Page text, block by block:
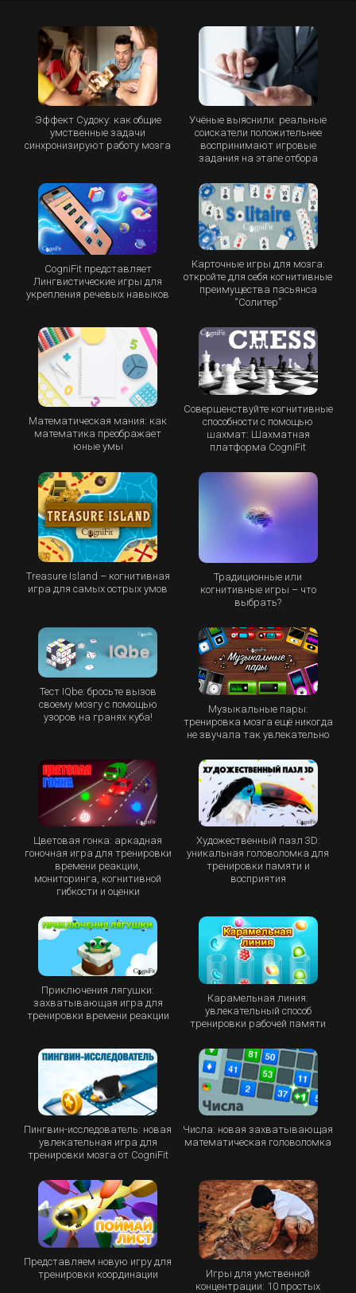
Эффект Судоку: как общие
умственные задачи
синхронизируют работу мозга
Учёные выяснили: реальные
соискатели положительнее
воспринимают игровые
задания на этапе отбора
CogniFit представляет
Лингвистические игры для
укрепления речевых навыков
Карточные игры для мозга:
откройте для себя когнитивные
преимущества пасьянса
“Cолитер”
Математическая мания: как
математика преображает
юные умы
Совершенствуйте когнитивные
способности с помощью
шахмат: Шахматная
платформа CogniFit
Treasure Island – когнитивная
игра для самых острых умов
Традиционные или
когнитивные игры – что
выбрать?
Тест IQbe: бросьте вызов
своему мозгу с помощью
узоров на гранях куба!
Музыкальные пары:
тренировка мозга ещё никогда
не звучала так увлекательно
Цветовая гонка: аркадная
гоночная игра для тренировки
времени реакции,
мониторинга, когнитивной
гибкости и оценки
Художественный пазл 3D:
уникальная головоломка для
тренировки памяти и
восприятия
Приключения лягушки:
захватывающая игра для
тренировки времени реакции
Карамельная линия:
увлекательный способ
тренировки рабочей памяти
Пингвин-исследователь: новая
увлекательная игра для
тренировки мозга от CogniFit
Числа: новая захватывающая
математическая головоломка
Представляем новую игру для
тренировки координации
Игры для умственной
концентрации: 10 простых